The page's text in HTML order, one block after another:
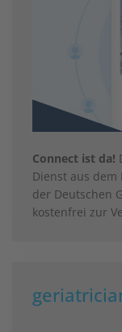
Connect ist da!
Dienst aus
der Deutschen
kostenfrei zur